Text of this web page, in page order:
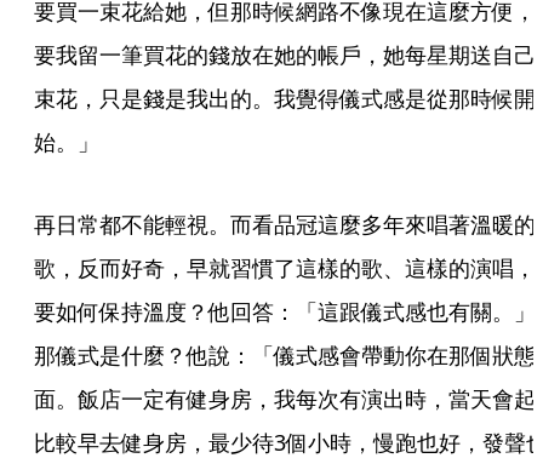
要買一束花給她，但那時候網路不像現在這麼方便，
要我留一筆買花的錢放在她的帳戶，她每星期送自己
束花，只是錢是我出的。我覺得儀式感是從那時候開
始。」
再日常都不能輕視。而看品冠這麼多年來唱著溫暖的
歌，反而好奇，早就習慣了這樣的歌、這樣的演唱，
要如何保持溫度？他回答：「這跟儀式感也有關。」
那儀式是什麼？他說：「儀式感會帶動你在那個狀態
面。飯店一定有健身房，我每次有演出時，當天會起
比較早去健身房，最少待3個小時，慢跑也好，發聲